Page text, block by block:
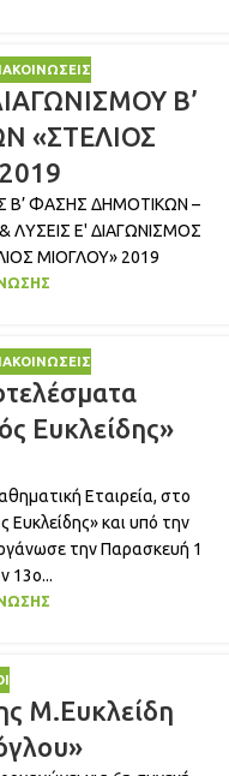
Β’
«ΣΤΕΛΙΟΣ
Β’ ΦΑΣΗΣ ΔΗΜΟΤΙΚΩΝ –
ΛΥΣΕΙΣ Ε' ΔΙΑΓΩΝΙΣΜΟΣ
ΜΙΟΓΛΟΥ» 2019
Ευκλείδης»
Εταιρεία, στο
Ευκλείδης» και υπό την
την Παρασκευή 1
13ο...
Μ.Ευκλείδη